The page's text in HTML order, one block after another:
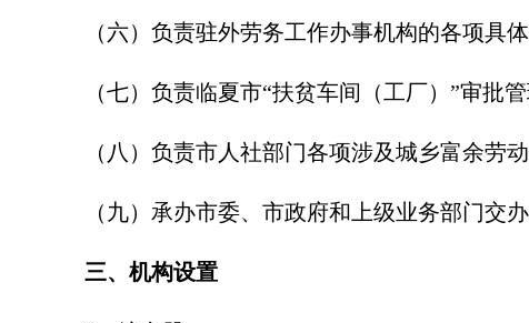
（六）负责驻外劳务工作办事机构的各项具体
（七）负责临夏市“扶贫车间（工厂）”审批
（八）负责市人社部门各项涉及城乡富余劳
（九）承办市委、市政府和上级业务部门交
三、机构设置